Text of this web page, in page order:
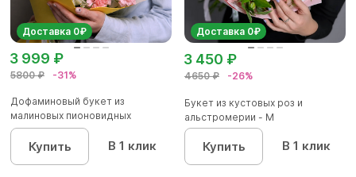
Доставка 0₽
5800 ₽ -31%
3 999 ₽
Дофаминовый букет из
малиновых пионовидных
кустовых роз...
Купить В 1 клик
Доставка 0₽
4650 ₽ -26%
3 450 ₽
Букет из кустовых роз и
альстромерии - М
Купить В 1 клик